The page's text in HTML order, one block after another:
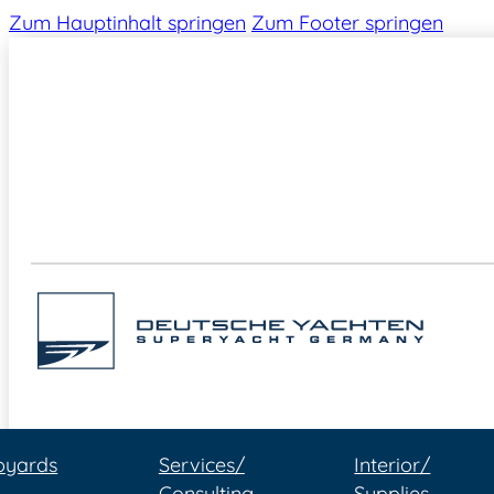
Zum Hauptinhalt springen Zum Footer springen
Services/
Interior/